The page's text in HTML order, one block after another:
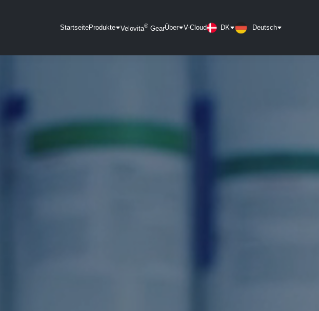
StartseiteProdukte Velovita® GearÜber V-Cloud DK Deutsch